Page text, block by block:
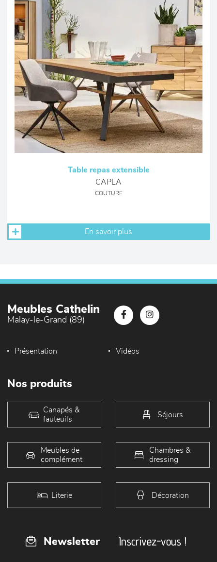
Table repas extensible
CAPLA
COUTURE
En savoir plus
Meubles Cathelin
Malay-le-Grand (89)
Présentation Vidéos
Nos produits
Canapés &
fauteuils
Séjours
Meubles de
complément
Chambres &
dressing
Literie Décoration
Newsletter Inscrivez-vous !